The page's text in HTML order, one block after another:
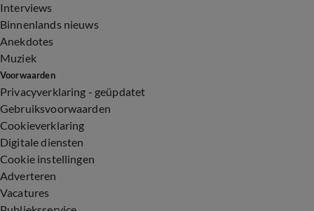
Interviews
Binnenlands nieuws
Anekdotes
Muziek
Voorwaarden
Privacyverklaring - geüpdatet
Gebruiksvoorwaarden
Cookieverklaring
Digitale diensten
Cookie instellingen
Adverteren
Vacatures